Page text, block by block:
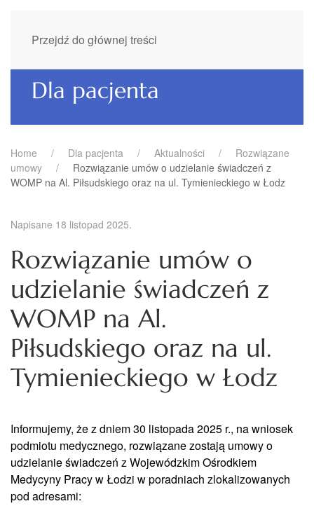
Przejdź do głównej treści
Dla pacjenta
Home Dla pacjenta Aktualności
Rozwiązane
umowy
Rozwiązanie umów o udzielanie świadczeń z
WOMP na Al. Piłsudskiego oraz na ul. Tymienieckiego w Łodz
Napisane 18 listopad 2025.
Rozwiązanie umów o
udzielanie świadczeń z
WOMP na Al.
Piłsudskiego oraz na ul.
Tymienieckiego w Łodz
Informujemy, że z dniem 30 listopada 2025 r., na wniosek
podmiotu medycznego, rozwiązane zostają umowy o
udzielanie świadczeń z Wojewódzkim Ośrodkiem
Medycyny Pracy w Łodzi w poradniach zlokalizowanych
pod adresami: